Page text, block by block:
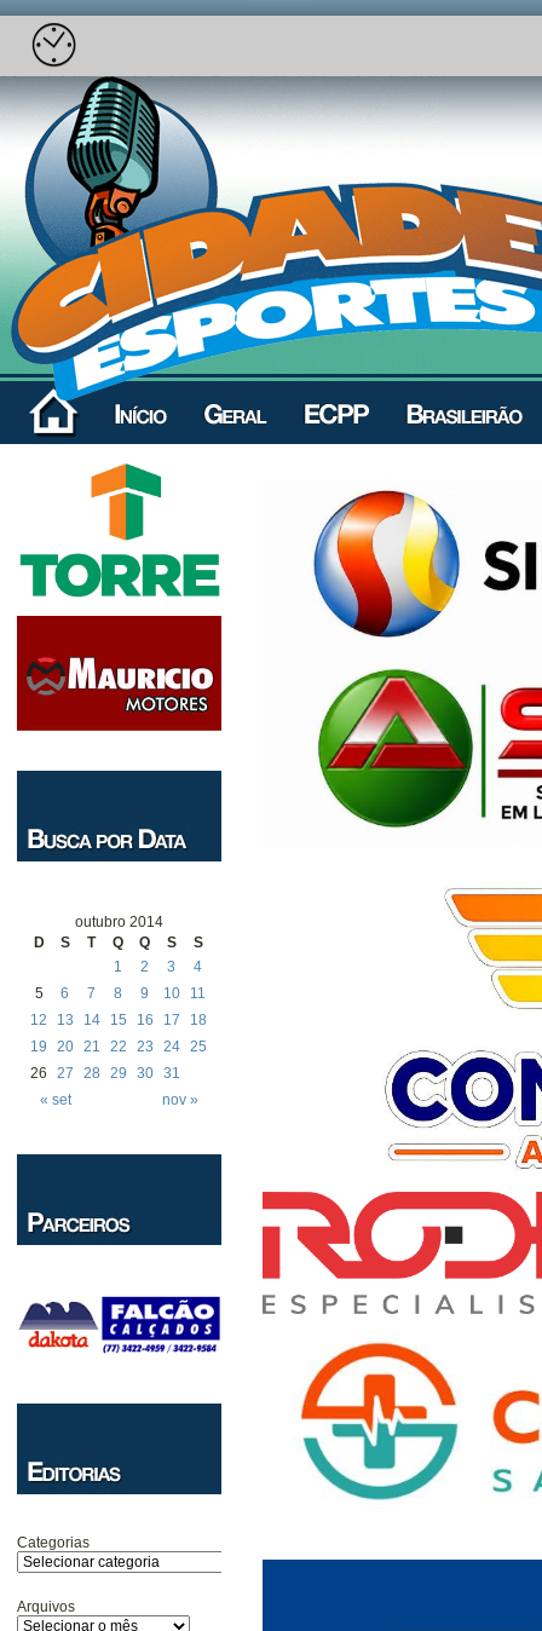
outubro 2014
D
S T Q Q S S
« set nov »
1 2 3
4
5
6 7 8 9 10
11
12
13 14 15 16 17
18
19
20 21 22 23 24 25
26
27 28 29 30 31
Categorias
Arquivos